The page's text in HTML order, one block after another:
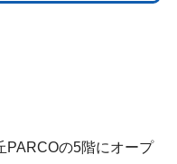
PARCOの5階にオープ